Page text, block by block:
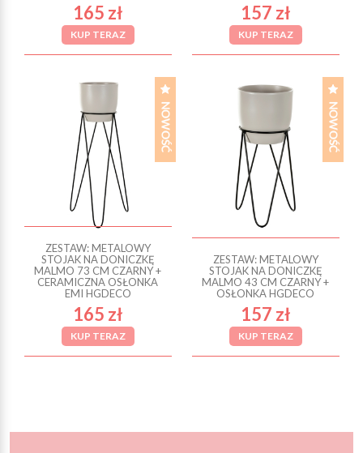
165 zł
KUP TERAZ
157 zł
KUP TERAZ
ZESTAW: METALOWY
STOJAK NA DONICZKĘ
MALMO 73 CM CZARNY +
CERAMICZNA OSŁONKA
EMI HGDECO
165 zł
KUP TERAZ
ZESTAW: METALOWY
STOJAK NA DONICZKĘ
MALMO 43 CM CZARNY +
OSŁONKA HGDECO
157 zł
KUP TERAZ